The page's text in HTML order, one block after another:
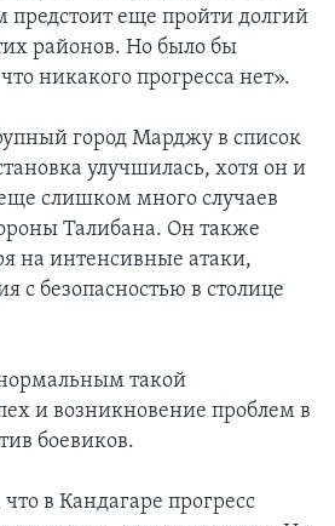
предстоит еще пройти долгий
районов. Но было бы
никакого прогресса нет».
город Марджу в список
улучшилась, хотя он и
слишком много случаев
Талибана. Он также
на интенсивные атаки,
с безопасностью в столице
такой
и возникновение проблем в
боевиков.
в Кандагаре прогресс